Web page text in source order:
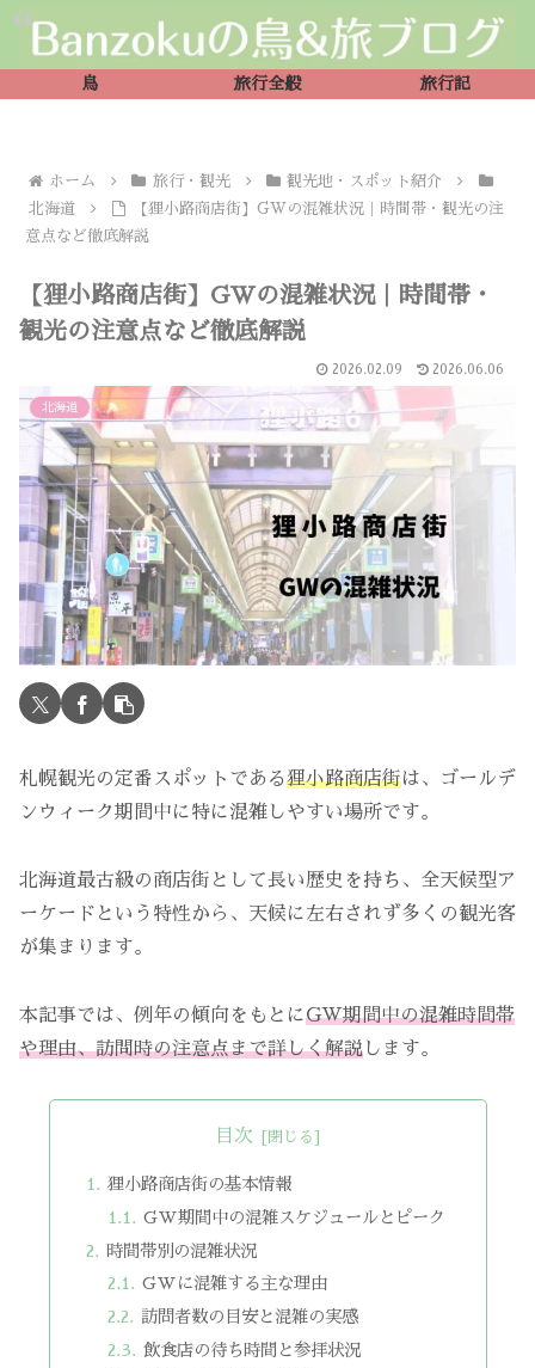
鳥 旅行全般 旅行記
ホーム 旅行・観光
観光地・スポット紹介
北海道
【狸小路商店街】GWの混雑状況｜時間帯・観光の注
意点など徹底解説
【狸小路商店街】GWの混雑状況｜時間帯・
観光の注意点など徹底解説
2026.02.09 2026.06.06
北海道
札幌観光の定番スポットである狸小路商店街は、ゴールデ
ンウィーク期間中に特に混雑しやすい場所です。
北海道最古級の商店街として長い歴史を持ち、全天候型ア
ーケードという特性から、天候に左右されず多くの観光客
が集まります。
本記事では、例年の傾向をもとにGW期間中の混雑時間帯
や理由、訪問時の注意点まで詳しく解説します。
目次
狸小路商店街の基本情報
GW期間中の混雑スケジュールとピーク
時間帯別の混雑状況
GWに混雑する主な理由
訪問者数の目安と混雑の実感
飲食店の待ち時間と参拝状況